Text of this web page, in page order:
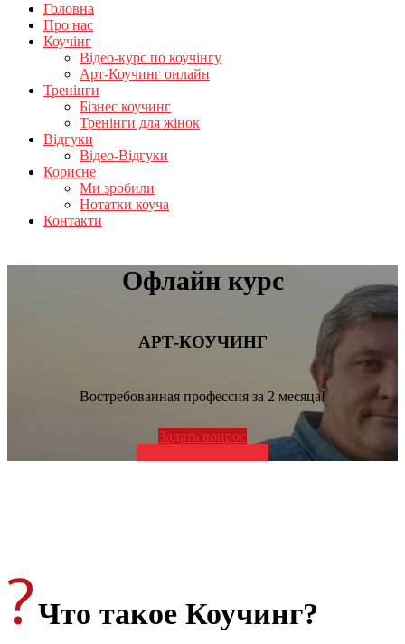
Головна
Про нас
Коучінг
Відео-курс по коучінгу
Арт-Коучинг онлайн
Тренінги
Бізнес коучинг
Тренінги для жінок
Відгуки
Відео-Відгуки
Корисне
Ми зробили
Нотатки коуча
Контакти
Офлайн курс
АРТ-КОУЧИНГ
Востребованная профессия за 2 месяца!
Задать вопрос
?Что такое Коучинг?